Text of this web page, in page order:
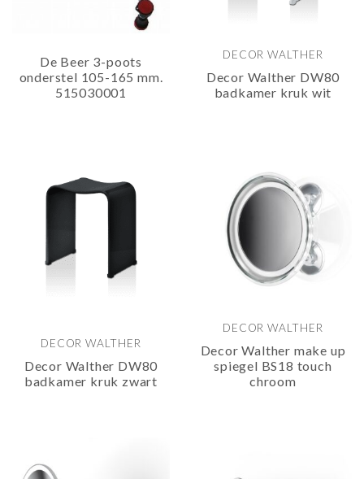
De Beer 3-poots
onderstel 105-165 mm.
515030001
DECOR WALTHER
Decor Walther DW80
badkamer kruk wit
DECOR WALTHER
Decor Walther DW80
badkamer kruk zwart
DECOR WALTHER
Decor Walther make up
spiegel BS18 touch
chroom